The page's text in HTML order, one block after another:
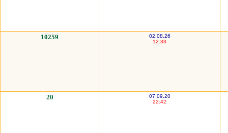
02.08.26
12:33
10259
07.09.20
22:42
20